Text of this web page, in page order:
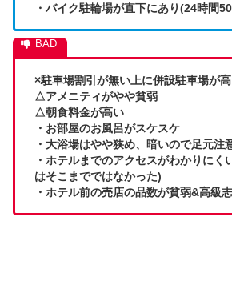
・バイク駐輪場が直下にあり(24時間
×駐車場割引が無い上に併設駐車場が
△アメニティがやや貧弱
△朝食料金が高い
・お部屋のお風呂がスケスケ
・大浴場はやや狭め、暗いので足元注
・ホテルまでのアクセスがわかりにく
はそこまでではなかった)
・ホテル前の売店の品数が貧弱&高級